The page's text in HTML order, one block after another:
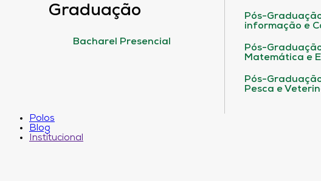
Graduação
Bacharel Presencial
Pós-
informação e
Pós-
Matemática e
Pós-
Pesca e
Polos
Blog
Institucional